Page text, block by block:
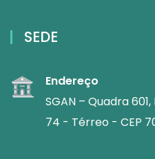
SEDE
Endereço
SGAN – Quadra
74 - Térreo - CEP